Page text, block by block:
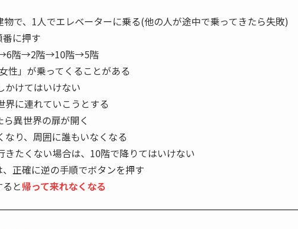
物で、1人でエレベーターに乗る(他の人が途中で乗ってきたら失敗)
に押す
階→2階→10階→5階
性」が乗ってくることがある
かけてはいけない
界に連れていこうとする
異世界の扉が開く
なり、周囲に誰もいなくなる
きたくない場合は、10階で降りてはいけない
正確に逆の手順でボタンを押す
と帰って来れなくなる